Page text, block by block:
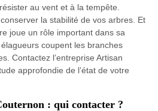
au vent et à la tempête.
la stabilité de vos arbres. Et
joue un rôle important dans sa
coupent les branches
Contactez l’entreprise Artisan
approfondie de l’état de votre
: qui contacter ?